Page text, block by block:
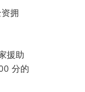
拥
援助
分的